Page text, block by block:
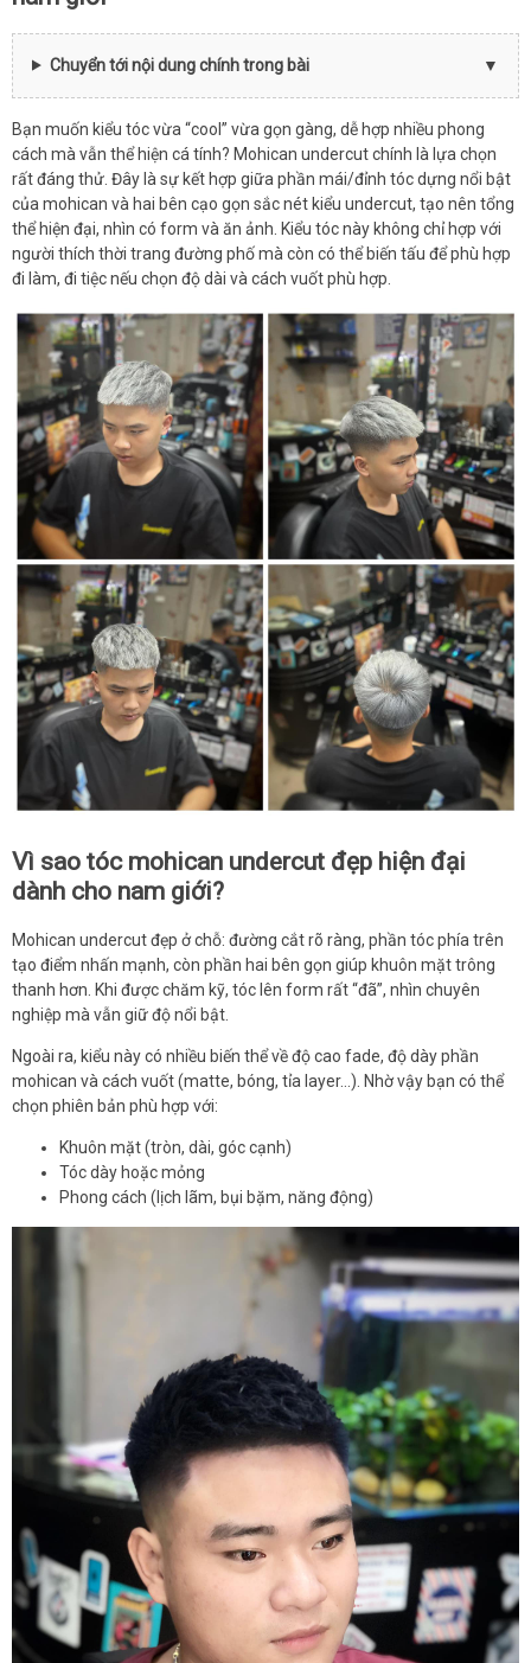
Chuyển tới nội dung chính trong bài
Bạn muốn kiểu tóc vừa “cool” vừa gọn gàng, dễ hợp nhiều phong
cách mà vẫn thể hiện cá tính? Mohican undercut chính là lựa chọn
rất đáng thử. Đây là sự kết hợp giữa phần mái/đỉnh tóc dựng nổi bật
của mohican và hai bên cạo gọn sắc nét kiểu undercut, tạo nên tổng
thể hiện đại, nhìn có form và ăn ảnh. Kiểu tóc này không chỉ hợp với
người thích thời trang đường phố mà còn có thể biến tấu để phù hợp
đi làm, đi tiệc nếu chọn độ dài và cách vuốt phù hợp.
Vì sao tóc mohican undercut đẹp hiện đại
dành cho nam giới?
Mohican undercut đẹp ở chỗ: đường cắt rõ ràng, phần tóc phía trên
tạo điểm nhấn mạnh, còn phần hai bên gọn giúp khuôn mặt trông
thanh hơn. Khi được chăm kỹ, tóc lên form rất “đã”, nhìn chuyên
nghiệp mà vẫn giữ độ nổi bật.
Ngoài ra, kiểu này có nhiều biến thể về độ cao fade, độ dày phần
mohican và cách vuốt (matte, bóng, tỉa layer…). Nhờ vậy bạn có thể
chọn phiên bản phù hợp với:
Khuôn mặt (tròn, dài, góc cạnh)
Tóc dày hoặc mỏng
Phong cách (lịch lãm, bụi bặm, năng động)